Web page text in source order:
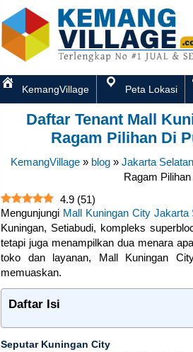
KemangVillage Peta Lokasi
Daftar Tenant Mall
Ragam Pilihan Di
KemangVillage» blog» Jakarta Selatan
Ragam
4.9 (51)
Mengunjungi Mall Kuningan City Jakarta
Kuningan, Setiabudi, kompleks
tetapi juga menampilkan dua menara
toko dan layanan, Mall Kuningan
memuaskan.
Daftar Isi
Seputar Kuningan City